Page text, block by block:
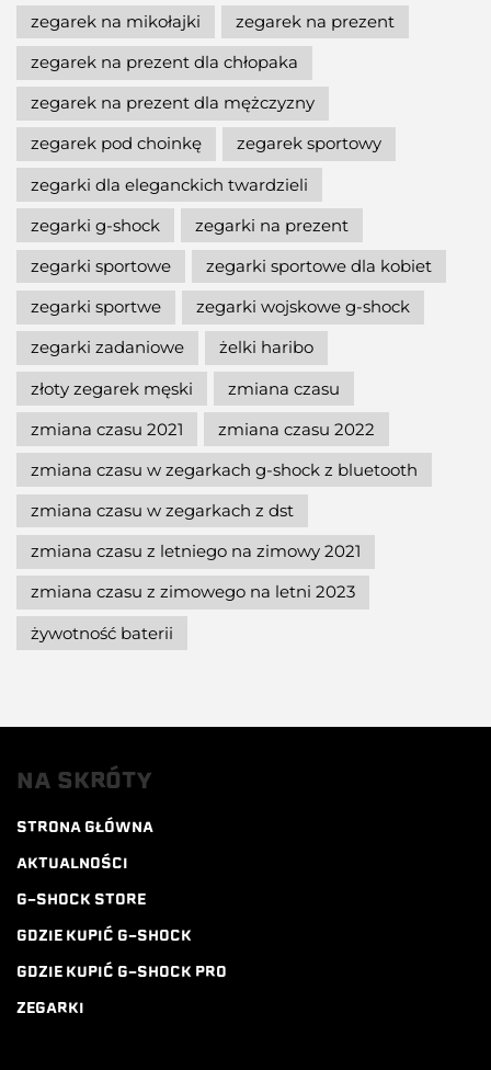
zegarek na mikołajki
zegarek na prezent
zegarek na prezent dla chłopaka
zegarek na prezent dla mężczyzny
zegarek pod choinkę
zegarek sportowy
zegarki dla eleganckich twardzieli
zegarki g-shock
zegarki na prezent
zegarki sportowe
zegarki sportowe dla kobiet
zegarki sportwe
zegarki wojskowe g-shock
zegarki zadaniowe
żelki haribo
złoty zegarek męski
zmiana czasu
zmiana czasu 2021
zmiana czasu 2022
zmiana czasu w zegarkach g-shock z bluetooth
zmiana czasu w zegarkach z dst
zmiana czasu z letniego na zimowy 2021
zmiana czasu z zimowego na letni 2023
żywotność baterii
NA SKRÓTY
STRONA GŁÓWNA
AKTUALNOŚCI
G-SHOCK STORE
GDZIE KUPIĆ G-SHOCK
GDZIE KUPIĆ G-SHOCK PRO
ZEGARKI